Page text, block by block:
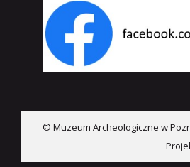
© Muzeum Archeologiczne w